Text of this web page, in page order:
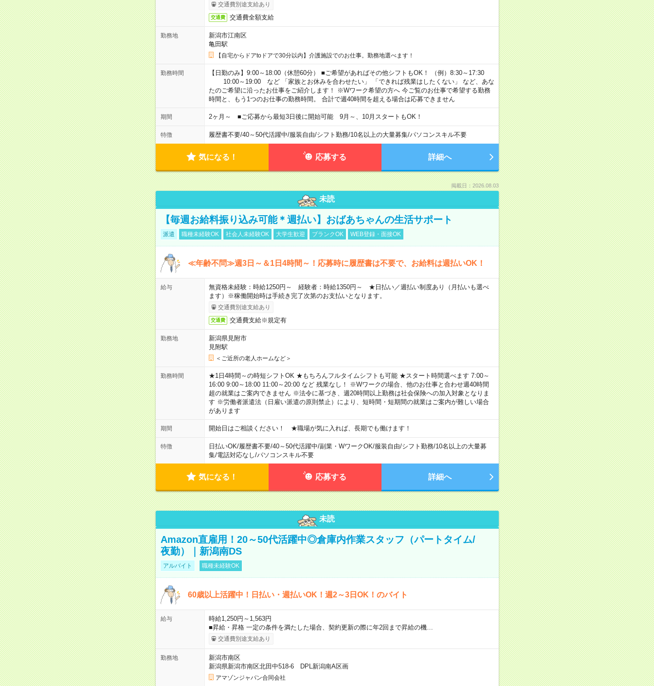
交通費別途支給あり
交通費 交通費全額支給
勤務地
新潟市江南区
亀田駅
【自宅からドアtoドアで30分以内】介護施設でのお仕事。勤務地選べます！
勤務時間
【日勤のみ】9:00～18:00（休憩60分） ■ご希望があればその他シフトもOK！ （例）8:30～17:30
10:00～19:00 など 「家族とお休みを合わせたい」 「できれば残業はしたくない」 など、あな
たのご希望に沿ったお仕事をご紹介します！ ※Wワーク希望の方へ 今ご覧のお仕事で希望する勤務
時間と、もう1つのお仕事の勤務時間。 合計で週40時間を超える場合は応募できません
期間 2ヶ月～ ■ご応募から最短3日後に開始可能 9月～、10月スタートもOK！
特徴 履歴書不要/40～50代活躍中/服装自由/シフト勤務/10名以上の大量募集/パソコンスキル不要
気になる！ 応募する 詳細へ
掲載日：2026.08.03
未読
【毎週お給料振り込み可能＊週払い】おばあちゃんの生活サポート
派遣 職種未経験OK 社会人未経験OK 大学生歓迎 ブランクOK WEB登録・面接OK
≪年齢不問≫週3日～＆1日4時間～！応募時に履歴書は不要で、お給料は週払いOK！
給与
無資格未経験：時給1250円～ 経験者：時給1350円～ ★日払い／週払い制度あり（月払いも選べ
ます）※稼働開始時は手続き完了次第のお支払いとなります。
交通費別途支給あり
交通費 交通費支給※規定有
勤務地
新潟県見附市
見附駅
＜ご近所の老人ホームなど＞
勤務時間
★1日4時間～の時短シフトOK ★もちろんフルタイムシフトも可能 ★スタート時間選べます 7:00～
16:00 9:00～18:00 11:00～20:00 など 残業なし！ ※Wワークの場合、他のお仕事と合わせ週40時間
超の就業はご案内できません ※法令に基づき、週20時間以上勤務は社会保険への加入対象となりま
す ※労働者派遣法（日雇い派遣の原則禁止）により、短時間・短期間の就業はご案内が難しい場合
があります
期間 開始日はご相談ください！ ★職場が気に入れば、長期でも働けます！
特徴 日払いOK/履歴書不要/40～50代活躍中/副業・WワークOK/服装自由/シフト勤務/10名以上の大量募
集/電話対応なし/パソコンスキル不要
気になる！ 応募する 詳細へ
未読
Amazon直雇用！20～50代活躍中◎倉庫内作業スタッフ（パートタイム/
夜勤）｜新潟南DS
アルバイト 職種未経験OK
60歳以上活躍中！日払い・週払いOK！週2～3日OK！のバイト
給与
時給1,250円～1,563円
■昇給・昇格 一定の条件を満たした場合、契約更新の際に年2回まで昇給の機…
交通費別途支給あり
勤務地
新潟市南区
新潟県新潟市南区北田中518-6 DPL新潟南A区画
アマゾンジャパン合同会社